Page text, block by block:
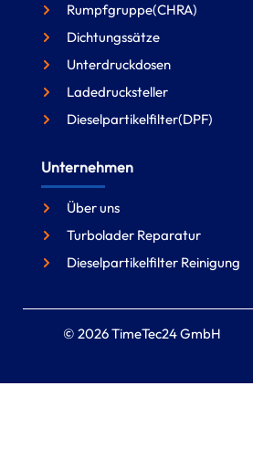
Rumpfgruppe(CHRA)
Dichtungssätze
Unterdruckdosen
Ladedrucksteller
Dieselpartikelfilter(DPF)
Unternehmen
Über uns
Turbolader Reparatur
Dieselpartikelfilter Reinigung
© 2026 TimeTec24 GmbH